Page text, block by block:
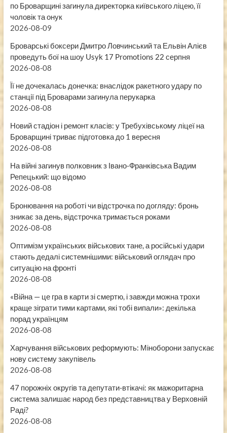
по Броварщині загинула директорка київського ліцею, її
чоловік та онук
2026-08-09
Броварські боксери Дмитро Ловчинський та Ельвін Алієв
проведуть бої на шоу Usyk 17 Promotions 22 серпня
2026-08-08
Її не дочекалась донечка: внаслідок ракетного удару по
станції під Броварами загинула перукарка
2026-08-08
Новий стадіон і ремонт класів: у Требухівському ліцеї на
Броварщині триває підготовка до 1 вересня
2026-08-08
На війні загинув полковник з Івано-Франківська Вадим
Репецький: що відомо
2026-08-08
Бронювання на роботі чи відстрочка по догляду: бронь
зникає за день, відстрочка тримається роками
2026-08-08
Оптимізм українських військових тане, а російські удари
стають дедалі системнішими: військовий оглядач про
ситуацію на фронті
2026-08-08
«Війна — це гра в карти зі смертю, і завжди можна трохи
краще зіграти тими картами, які тобі випали»: декілька
порад українцям
2026-08-08
Харчування військових реформують: Міноборони запускає
нову систему закупівель
2026-08-08
47 порожніх округів та депутати-втікачі: як мажоритарна
система залишає народ без представництва у Верховній
Раді?
2026-08-08